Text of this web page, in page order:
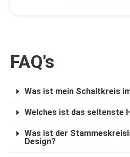
FAQ's
Was ist mein Schaltkreis
Welches ist das seltenste
Was ist der
Design?